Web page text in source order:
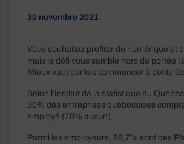
30 novembre 2021
Vous souhaitez profiter du numérique et
mais le défi vous semble hors de portée
Mieux vaut parfois commencer à petite
Selon l’Institut de la statistique du
30% des entreprises québécoises
employé (70% aucun).
Parmi les employeurs, 99,7% sont des